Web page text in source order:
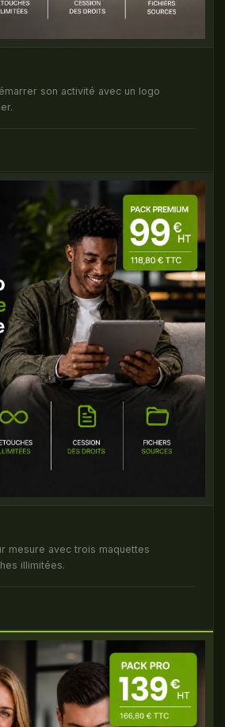
son activité avec un logo
mesure avec trois maquettes
illimitées.